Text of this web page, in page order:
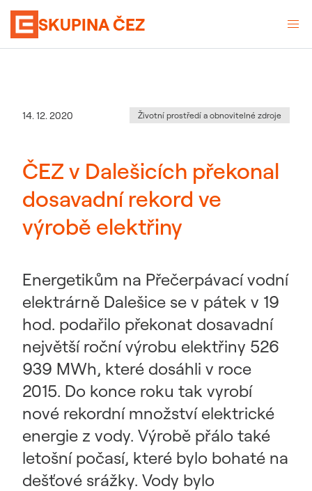
SKUPINA ČEZ
Datum zveřejnění
14. 12. 2020 Kategorie:
Životní prostředí a obnovitelné zdroje
ČEZ v Dalešicích překonal
dosavadní rekord ve
výrobě elektřiny
Energetikům na Přečerpávací vodní
elektrárně Dalešice se v pátek v 19
hod. podařilo překonat dosavadní
největší roční výrobu elektřiny 526
939 MWh, které dosáhli v roce
2015. Do konce roku tak vyrobí
nové rekordní množství elektrické
energie z vody. Výrobě přálo také
letošní počasí, které bylo bohaté na
dešťové srážky. Vody bylo